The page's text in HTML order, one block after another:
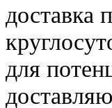
доставка
для